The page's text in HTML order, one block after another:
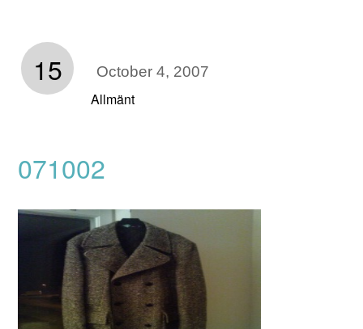
15 October 4, 2007
Allmänt
071002